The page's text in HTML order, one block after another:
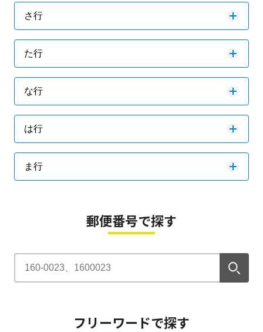
さ行
た行
な行
は行
ま行
郵便番号で探す
フリーワードで探す